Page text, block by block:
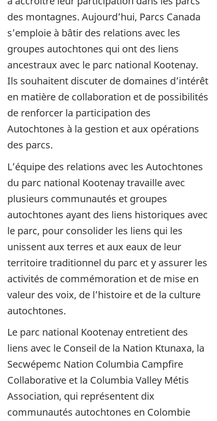
des montagnes. Aujourd’hui, Parcs Canada
s’emploie à bâtir des relations avec les
groupes autochtones qui ont des liens
ancestraux avec le parc national Kootenay.
Ils souhaitent discuter de domaines d’intérêt
en matière de collaboration et de possibilités
de renforcer la participation des
Autochtones à la gestion et aux opérations
des parcs.
L’équipe des relations avec les Autochtones
du parc national Kootenay travaille avec
plusieurs communautés et groupes
autochtones ayant des liens historiques avec
le parc, pour consolider les liens qui les
unissent aux terres et aux eaux de leur
territoire traditionnel du parc et y assurer les
activités de commémoration et de mise en
valeur des voix, de l’histoire et de la culture
autochtones.
Le parc national Kootenay entretient des
liens avec le Conseil de la Nation Ktunaxa, la
Secwépemc Nation Columbia Campfire
Collaborative et la Columbia Valley Métis
Association, qui représentent dix
communautés autochtones en Colombie